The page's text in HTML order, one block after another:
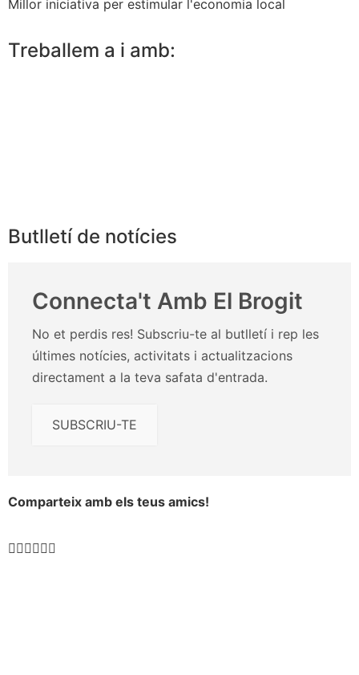
Millor iniciativa per estimular l'economia local
Treballem a i amb:
Butlletí de notícies
Connecta't Amb El Brogit
No et perdis res! Subscriu-te al butlletí i rep les
últimes notícies, activitats i actualitzacions
directament a la teva safata d'entrada.
SUBSCRIU-TE
Comparteix amb els teus amics!